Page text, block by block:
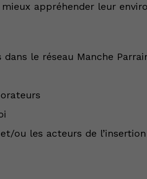
appréhender leur
le réseau Manche
ou les acteurs de